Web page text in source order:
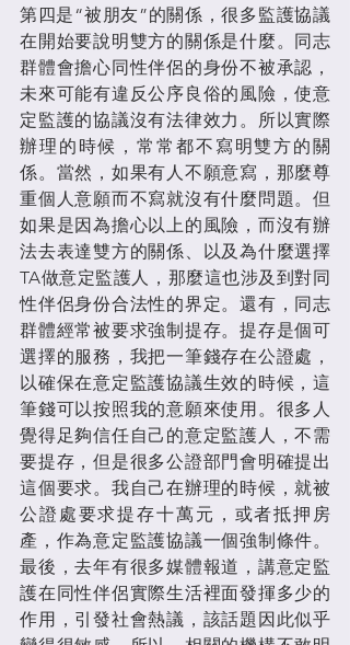
第四是“被朋友”的關係，很多監護協議
在開始要說明雙方的關係是什麼。同志
群體會擔心同性伴侶的身份不被承認，
未來可能有違反公序良俗的風險，使意
定監護的協議沒有法律效力。所以實際
辦理的時候，常常都不寫明雙方的關
係。當然，如果有人不願意寫，那麼尊
重個人意願而不寫就沒有什麼問題。但
如果是因為擔心以上的風險，而沒有辦
法去表達雙方的關係、以及為什麼選擇
TA做意定監護人，那麼這也涉及到對同
性伴侶身份合法性的界定。還有，同志
群體經常被要求強制提存。提存是個可
選擇的服務，我把一筆錢存在公證處，
以確保在意定監護協議生效的時候，這
筆錢可以按照我的意願來使用。很多人
覺得足夠信任自己的意定監護人，不需
要提存，但是很多公證部門會明確提出
這個要求。我自己在辦理的時候，就被
公證處要求提存十萬元，或者抵押房
產，作為意定監護協議一個強制條件。
最後，去年有很多媒體報道，講意定監
護在同性伴侶實際生活裡面發揮多少的
作用，引發社會熱議，該話題因此似乎